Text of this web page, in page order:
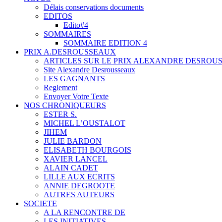
Délais conservations documents
EDITOS
Edito#4
SOMMAIRES
SOMMAIRE EDITION 4
PRIX A.DESROUSSEAUX
ARTICLES SUR LE PRIX ALEXANDRE
Site Alexandre Desrousseaux
LES GAGNANTS
Reglement
Envoyer Votre Texte
NOS CHRONIQUEURS
ESTER S.
MICHEL L’OUSTALOT
JIHEM
JULIE BARDON
ELISABETH BOURGOIS
XAVIER LANCEL
ALAIN CADET
LILLE AUX ECRITS
ANNIE DEGROOTE
AUTRES AUTEURS
SOCIETE
A LA RENCONTRE DE